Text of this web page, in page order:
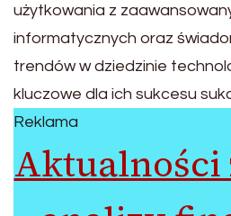
użytkowania z
informatycznych oraz
trendów w dziedzinie
kluczowe dla ich sukcesu
Reklama
Aktualności